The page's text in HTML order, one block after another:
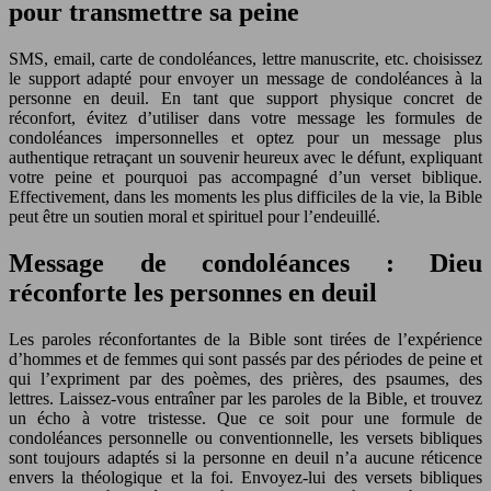
pour transmettre sa peine
SMS, email, carte de condoléances, lettre manuscrite, etc. choisissez
le support adapté pour envoyer un message de condoléances à la
personne en deuil. En tant que support physique concret de
réconfort, évitez d’utiliser dans votre message les formules de
condoléances impersonnelles et optez pour un message plus
authentique retraçant un souvenir heureux avec le défunt, expliquant
votre peine et pourquoi pas accompagné d’un verset biblique.
Effectivement, dans les moments les plus difficiles de la vie, la Bible
peut être un soutien moral et spirituel pour l’endeuillé.
Message de condoléances : Dieu
réconforte les personnes en deuil
Les paroles réconfortantes de la Bible sont tirées de l’expérience
d’hommes et de femmes qui sont passés par des périodes de peine et
qui l’expriment par des poèmes, des prières, des psaumes, des
lettres. Laissez-vous entraîner par les paroles de la Bible, et trouvez
un écho à votre tristesse. Que ce soit pour une formule de
condoléances personnelle ou conventionnelle, les versets bibliques
sont toujours adaptés si la personne en deuil n’a aucune réticence
envers la théologique et la foi. Envoyez-lui des versets bibliques